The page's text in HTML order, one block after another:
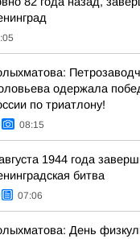
одержала
по триатлону!
08:15
1944 года
битва
07:06
День